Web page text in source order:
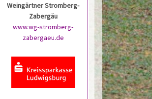
Weingärtner Stromberg-
Zabergäu
www.wg-stromberg-
zabergaeu.de